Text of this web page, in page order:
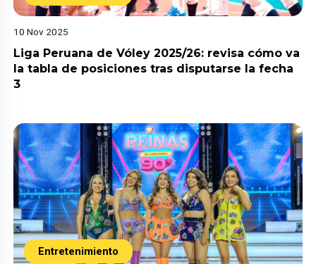
10 Nov 2025
Liga Peruana de Vóley 2025/26: revisa cómo va
la tabla de posiciones tras disputarse la fecha
3
Entretenimiento